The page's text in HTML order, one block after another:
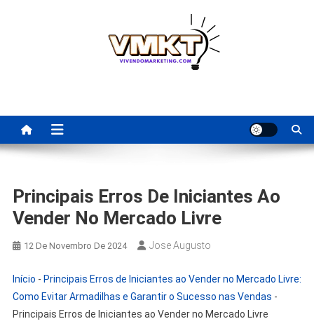
Para Revenda | Vivendo
Marketing
Principais Erros De Iniciantes Ao
Vender No Mercado Livre
12 De Novembro De 2024 Jose Augusto
Início - Principais Erros de Iniciantes ao Vender no Mercado Livre:
Como Evitar Armadilhas e Garantir o Sucesso nas Vendas -
Principais Erros de Iniciantes ao Vender no Mercado Livre